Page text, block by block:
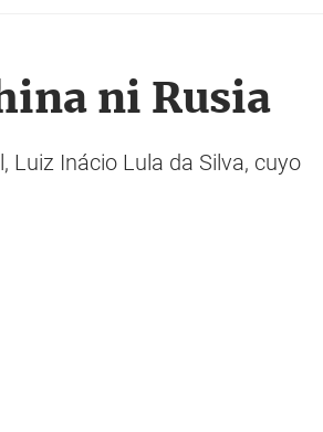
ni Rusia
Luiz Inácio Lula da Silva, cuyo